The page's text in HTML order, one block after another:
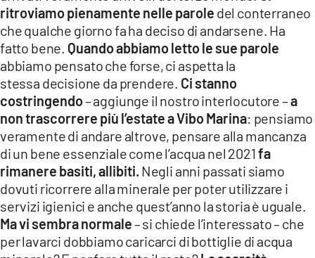
ritroviamo pienamente nelle parole del conterraneo
che qualche giorno fa ha deciso di andarsene. Ha
fatto bene. Quando abbiamo letto le sue parole
abbiamo pensato che forse, ci aspetta la
stessa decisione da prendere. Ci stanno
costringendo– aggiunge il nostro interlocutore –a
non trascorrere più l’estate a Vibo Marina: pensiamo
veramente di andare altrove, pensare alla mancanza
di un bene essenziale come l’acqua nel 2021fa
rimanere basiti, allibiti. Negli anni passati siamo
dovuti ricorrere alla minerale per poter utilizzare i
servizi igienici e anche quest’anno la storia è uguale.
Ma vi sembra normale– si chiede l’interessato – che
per lavarci dobbiamo caricarci di bottiglie di acqua